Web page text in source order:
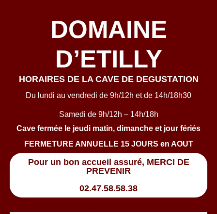
DOMAINE
D’ETILLY
HORAIRES DE LA CAVE DE DEGUSTATION
Du lundi au vendredi de 9h/12h et de 14h/18h30
Samedi de 9h/12h – 14h/18h
Cave fermée le jeudi matin, dimanche et jour fériés
FERMETURE ANNUELLE 15 JOURS en AOUT
Pour un bon accueil assuré, MERCI DE
PREVENIR
02.47.58.58.38